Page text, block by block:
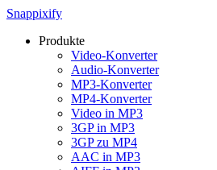
Snappixify
Produkte
Video-Konverter
Audio-Konverter
MP3-Konverter
MP4-Konverter
Video in MP3
3GP in MP3
3GP zu MP4
AAC in MP3